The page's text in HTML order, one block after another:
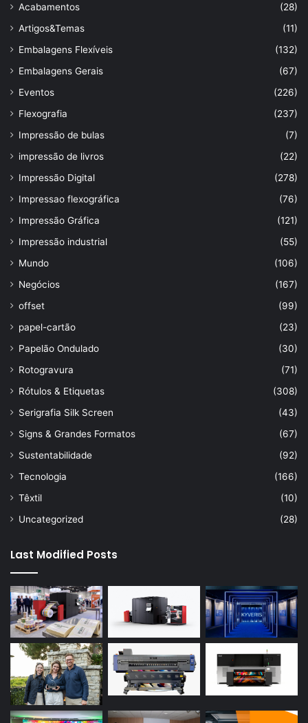
Acabamentos
(28)
Artigos&Temas
(11)
Embalagens Flexíveis
(132)
Embalagens Gerais
(67)
Eventos
(226)
Flexografia
(237)
Impressão de bulas
(7)
impressão de livros
(22)
Impressão Digital
(278)
Impressao flexográfica
(76)
Impressão Gráfica
(121)
Impressão industrial
(55)
Mundo
(106)
Negócios
(167)
offset
(99)
papel-cartão
(23)
Papelão Ondulado
(30)
Rotogravura
(71)
Rótulos & Etiquetas
(308)
Serigrafia Silk Screen
(43)
Signs & Grandes Formatos
(67)
Sustentabilidade
(92)
Tecnologia
(166)
Têxtil
(10)
Uncategorized
(28)
Last Modified Posts